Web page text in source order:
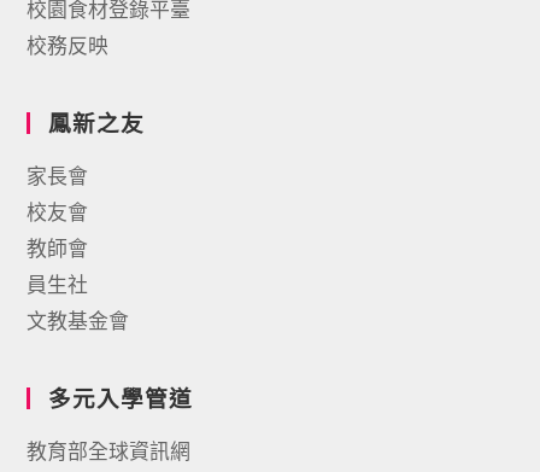
校園食材登錄平臺
校務反映
鳳新之友
家長會
校友會
教師會
員生社
文教基金會
多元入學管道
教育部全球資訊網